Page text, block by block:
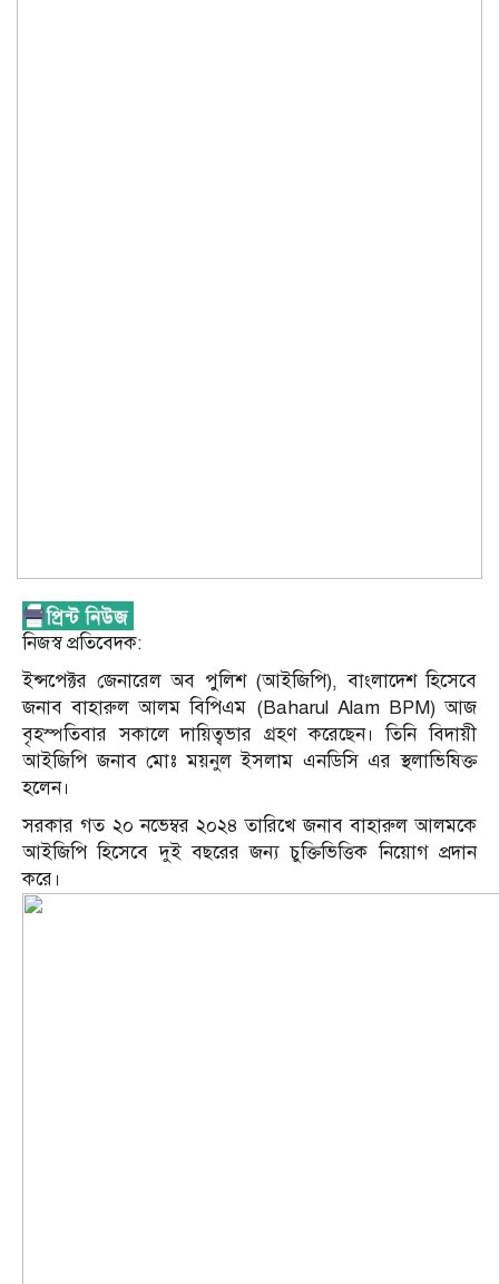
নিজস্ব প্রতিবেদক:
ইন্সপেক্টর জেনারেল অব পুলিশ (আইজিপি), বাংলাদেশ হিসেবে
জনাব বাহারুল আলম বিপিএম (Baharul Alam BPM) আজ
বৃহস্পতিবার সকালে দায়িত্বভার গ্রহণ করেছেন। তিনি বিদায়ী
আইজিপি জনাব মোঃ ময়নুল ইসলাম এনডিসি এর স্থলাভিষিক্ত
হলেন।
সরকার গত ২০ নভেম্বর ২০২৪ তারিখে জনাব বাহারুল আলমকে
আইজিপি হিসেবে দুই বছরের জন্য চুক্তিভিত্তিক নিয়োগ প্রদান
করে।